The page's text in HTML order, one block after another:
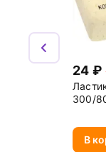
24
300/
В